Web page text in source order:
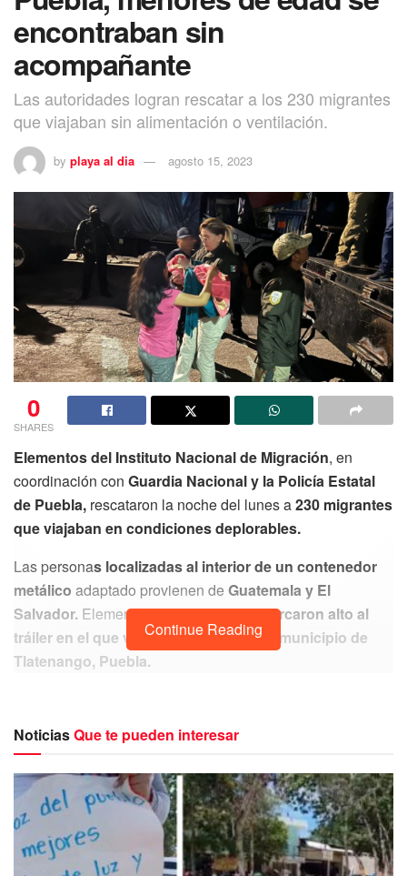
encontraban sin
acompañante
Las autoridades logran rescatar a los 230 migrantes
que viajaban sin alimentación o ventilación.
by playa al dia agosto 15, 2023
0
SHARES
Elementos del Instituto Nacional de Migración, en
coordinación con Guardia Nacional y la Policía Estatal
de Puebla, rescataron la noche del lunes a230 migrantes
que viajaban en condiciones deplorables.
Las personas localizadas al interior de un contenedor
metálico adaptado provienen de Guatemala y El
Salvador. Elementos de seguridad lemarcaron alto al
tráiler en el que viajaban a la altura del municipio de
Tlatenango, Puebla.
policías solicitaron la apertura de la compuerta
donde descubrieron queal interior se encontraban
adultos sosteniendo niñas y niños.
Continue Reading
NoticiasQue te pueden interesar